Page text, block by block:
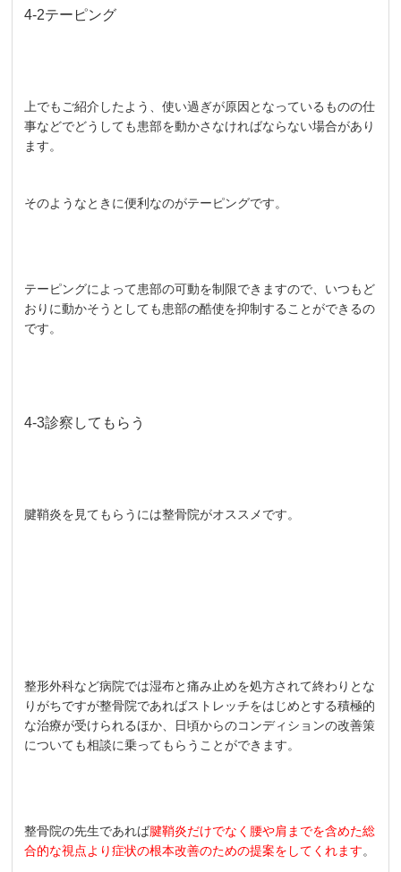
4-2テーピング
上でもご紹介したよう、使い過ぎが原因となっているものの仕
事などでどうしても患部を動かさなければならない場合があり
ます。
そのようなときに便利なのがテーピングです。
テーピングによって患部の可動を制限できますので、いつもど
おりに動かそうとしても患部の酷使を抑制することができるの
です。
4-3診察してもらう
腱鞘炎を見てもらうには整骨院がオススメです。
整形外科など病院では湿布と痛み止めを処方されて終わりとな
りがちですが整骨院であればストレッチをはじめとする積極的
な治療が受けられるほか、日頃からのコンディションの改善策
についても相談に乗ってもらうことができます。
整骨院の先生であれば腱鞘炎だけでなく腰や肩までを含めた総
合的な視点より症状の根本改善のための提案をしてくれます。